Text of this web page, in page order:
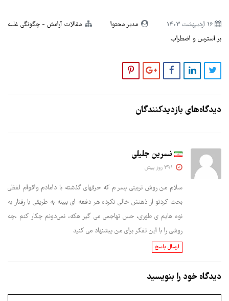
16 ارديبهشت 1403 مدیر محتوا مقالات آرامش
چگونگی غلبه
بر استرس و اضطراب
دیدگاه‌های بازدیدکنندگان
نسرین جلیلی
سلام من روش تربیتی پسر م که حرفهای گذشته با دامادم واقوام لفظی
بحث کردنو از ذهنش خالی نکرده هر دفعه ای ببینه به طریقی با رفتار به
نوه هایم ی طوری، حس تهاجمی می گیر هکه، نمی‌دونم چکار کنم ،چه
روشی را با این تفکر برای من پیشنهاد می کنید
ارسال پاسخ
دیدگاه خود را بنویسید